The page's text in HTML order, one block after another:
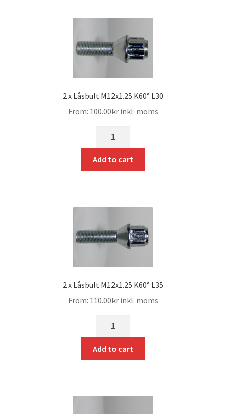
2 x Låsbult M12x1.25 K60° L30
From: 100.00krinkl. moms
Add to cart
2 x Låsbult M12x1.25 K60° L35
From: 110.00krinkl. moms
Add to cart